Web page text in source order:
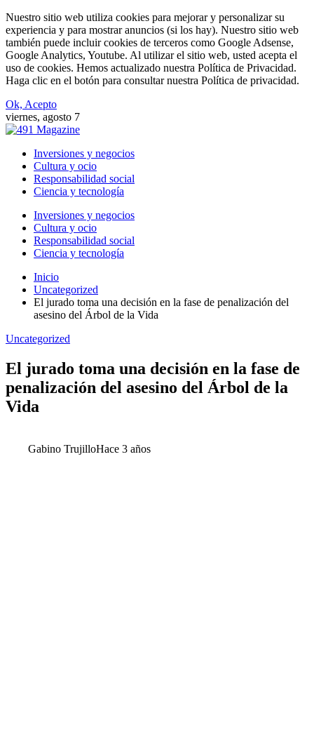
Nuestro sitio web utiliza cookies para mejorar y personalizar su
experiencia y para mostrar anuncios (si los hay). Nuestro sitio web
también puede incluir cookies de terceros como Google Adsense,
Google Analytics, Youtube. Al utilizar el sitio web, usted acepta el
uso de cookies. Hemos actualizado nuestra Política de Privacidad.
Haga clic en el botón para consultar nuestra Política de privacidad.
Ok, Acepto
viernes, agosto 7
Inversiones y negocios
Cultura y ocio
Responsabilidad social
Ciencia y tecnología
Inversiones y negocios
Cultura y ocio
Responsabilidad social
Ciencia y tecnología
Inicio
Uncategorized
El jurado toma una decisión en la fase de penalización del
asesino del Árbol de la Vida
Uncategorized
El jurado toma una decisión en la fase de
penalización del asesino del Árbol de la
Vida
Gabino TrujilloHace 3 años